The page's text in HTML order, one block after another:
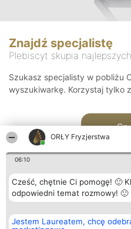
ORŁY Fryzjerstwa
06:10
Cześć, chętnie Ci pomogę! 🙂
odpowiedni temat rozmowy! 🙂
Jestem Laureatem, chcę
Znajdź specjalistę
Plebiscyt skupia
Szukasz specjalisty w pobliżu
wyszukiwarkę. Korzystaj tylko
Organizator plebiscytu
Bright Side Solutions sp. z o.